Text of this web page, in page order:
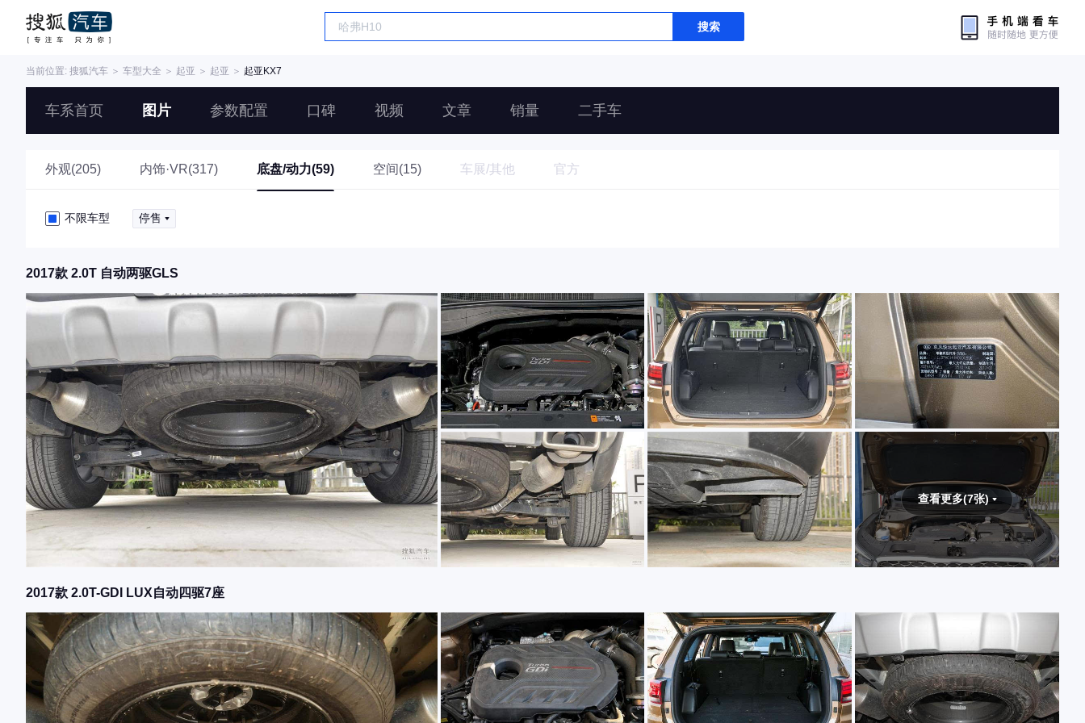
搜索
当前位置: 搜狐汽车 ＞ 车型大全 ＞ 起亚 ＞ 起亚 ＞ 起亚KX7
车系首页 图片 参数配置 口碑 视频 文章 销量 二手车
外观(205) 内饰·VR(317) 底盘/动力(59) 空间(15) 车展/其他 官方
不限车型 停售
2017款 2.0T 自动两驱GLS
查看更多(7张)
2017款 2.0T-GDI LUX自动四驱7座